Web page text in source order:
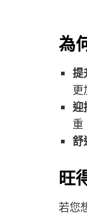
為
提
更
迎
重
舒
旺
若您